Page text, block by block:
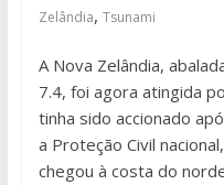
Zelândia, Tsunami
A Nova Zelândia,
7.4, foi agora atingida
tinha sido accionado
a Proteção Civil
chegou à costa do